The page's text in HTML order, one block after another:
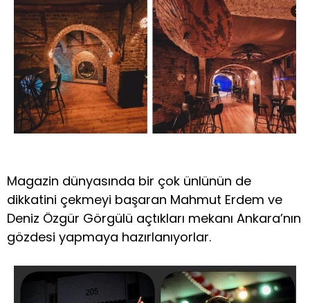
Magazin dünyasında bir çok ünlünün de
dikkatini çekmeyi başaran Mahmut Erdem ve
Deniz Özgür Görgülü açtıkları mekanı Ankara’nın
gözdesi yapmaya hazırlanıyorlar.